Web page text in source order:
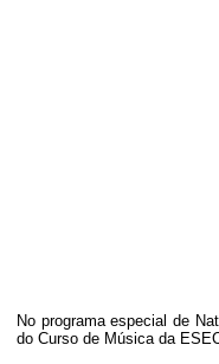
No programa especial de
do Curso de Música da